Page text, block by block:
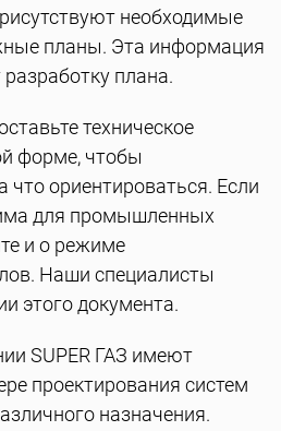
необходимые
планы. Эта информация
плана.
техническое
форме, чтобы
ориентироваться. Если
для промышленных
и о режиме
Наши специалисты
этого документа.
SUPER ГАЗ имеют
проектирования систем
назначения.